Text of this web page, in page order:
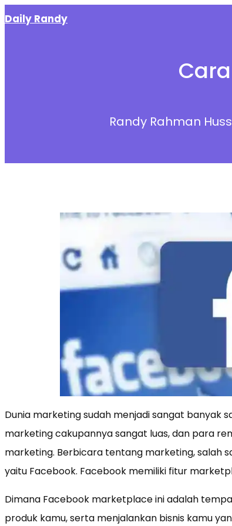
to
Daily Randy
Randy Rahman
Dunia marketing sudah menjadi sangat banyak
marketing cakupannya sangat luas, dan para
marketing. Berbicara tentang marketing, salah
yaitu Facebook. Facebook memiliki fitur
Dimana Facebook marketplace ini adalah
produk kamu, serta menjalankan bisnis kamu